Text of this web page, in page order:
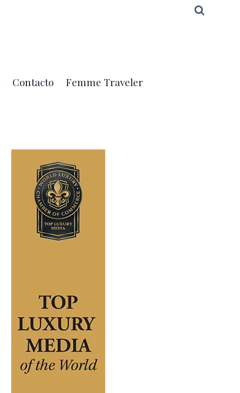
Contacto Femme Traveler